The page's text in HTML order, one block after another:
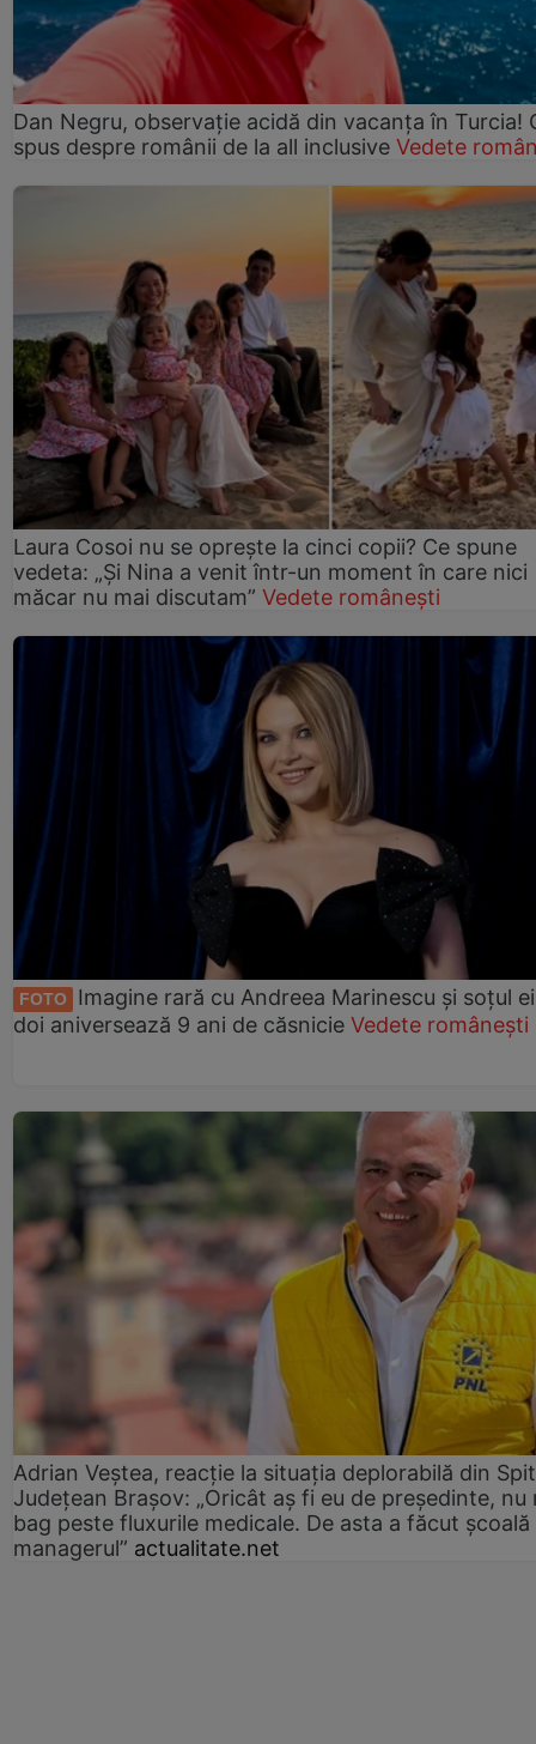
Dan Negru, observație acidă din vacanța în Turcia!
spus despre românii de la all inclusive Vedete
Laura Cosoi nu se oprește la cinci copii? Ce spune
vedeta: „Și Nina a venit într-un moment în care nici
măcar nu mai discutam” Vedete românești
FOTO
Imagine rară cu Andreea Marinescu și soțul
doi aniversează 9 ani de căsnicie Vedete românești
Adrian Veștea, reacție la situația deplorabilă din
Județean Brașov: „Oricât aș fi eu de președinte, nu
bag peste fluxurile medicale. De asta a făcut școală
managerul” actualitate.net